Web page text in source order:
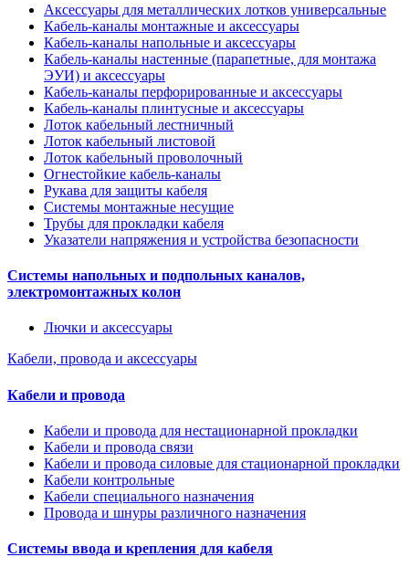
Аксессуары для металлических лотков универсальные
Кабель-каналы монтажные и аксессуары
Кабель-каналы напольные и аксессуары
Кабель-каналы настенные (парапетные, для монтажа
ЭУИ) и аксессуары
Кабель-каналы перфорированные и аксессуары
Кабель-каналы плинтусные и аксессуары
Лоток кабельный лестничный
Лоток кабельный листовой
Лоток кабельный проволочный
Огнестойкие кабель-каналы
Рукава для защиты кабеля
Системы монтажные несущие
Трубы для прокладки кабеля
Указатели напряжения и устройства безопасности
Системы напольных и подпольных каналов,
электромонтажных колон
Лючки и аксессуары
Кабели, провода и аксессуары
Кабели и провода
Кабели и провода для нестационарной прокладки
Кабели и провода связи
Кабели и провода силовые для стационарной прокладки
Кабели контрольные
Кабели специального назначения
Провода и шнуры различного назначения
Системы ввода и крепления для кабеля